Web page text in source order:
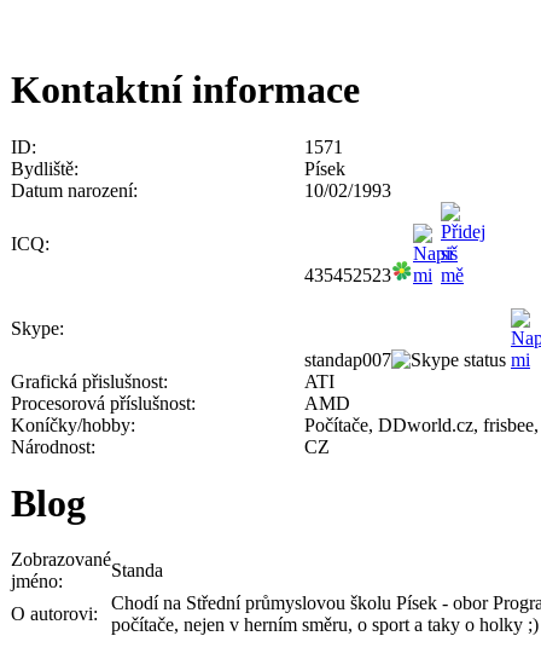
Kontaktní informace
ID:
1571
Bydliště:
Písek
Datum narození:
10/02/1993
ICQ:
435452523
Skype:
standap007
Grafická přislušnost:
ATI
Procesorová příslušnost:
AMD
Koníčky/hobby:
Počítače, DDworld.cz,
Národnost:
CZ
Blog
Zobrazované
jméno:
Standa
O autorovi:
Chodí na Střední průmyslovou školu Písek - obor
počítače, nejen v herním směru, o sport a taky o holky ;)